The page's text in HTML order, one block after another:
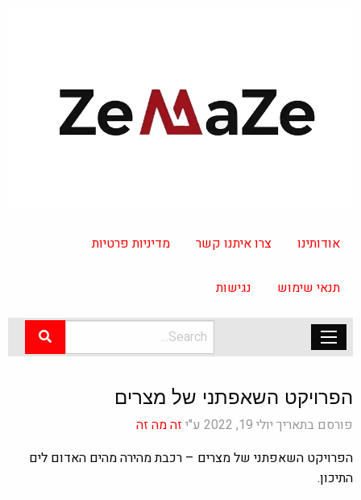
אודותינו צרו איתנו קשר מדיניות פרטיות
תנאי שימוש נגישות
הפרויקט השאפתני של מצרים
פורסם בתאריך יולי 19, 2022 ע"י
זה מה זה
הפרויקט השאפתני של מצרים – רכבת מהירה מהים האדום לים
התיכון.